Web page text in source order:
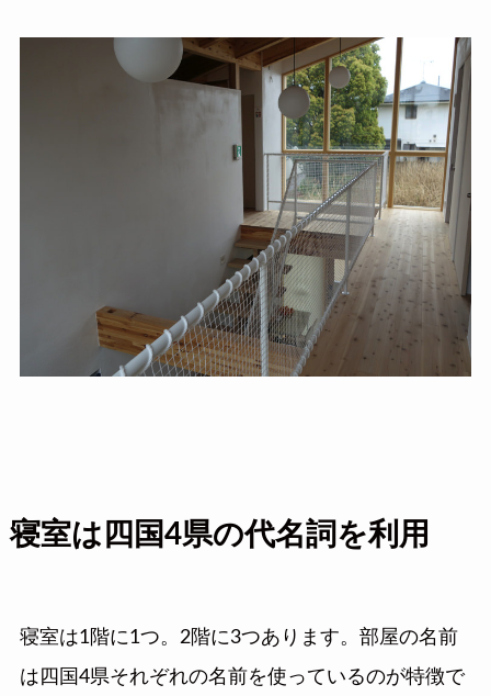
寝室は四国4県の代名詞を利用
寝室は1階に1つ。2階に3つあります。部屋の名前
は四国4県それぞれの名前を使っているのが特徴で